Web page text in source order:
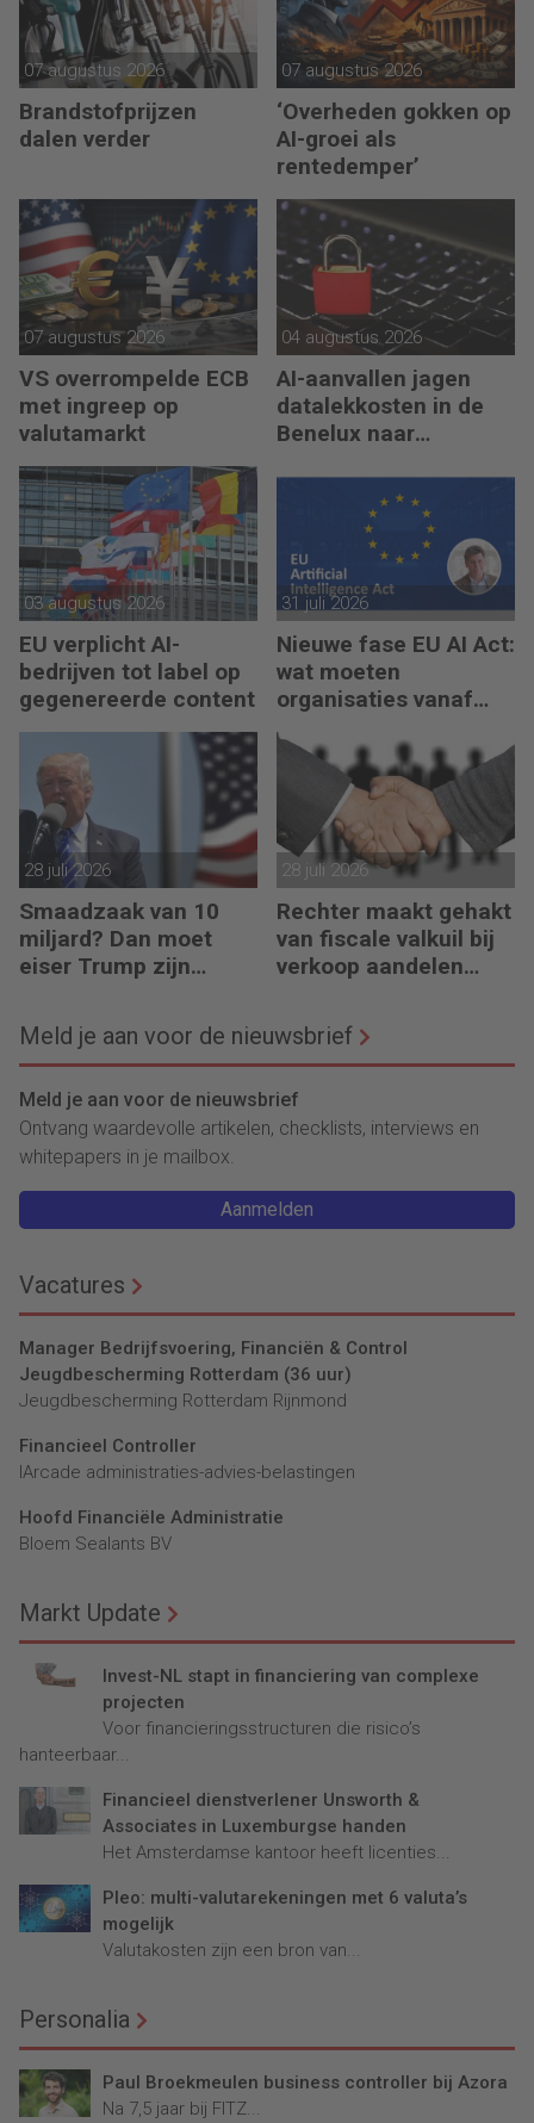
07 augustus 2026
Brandstofprijzen
dalen verder
07 augustus 2026
‘Overheden gokken op
AI-groei als
rentedemper’
07 augustus 2026
VS overrompelde ECB
met ingreep op
valutamarkt
04 augustus 2026
AI-aanvallen jagen
datalekkosten in de
Benelux naar
03 augustus 2026
EU verplicht AI-
bedrijven tot label op
gegenereerde content
31 juli 2026
Nieuwe fase EU AI Act:
wat moeten
organisaties vanaf
augustus 2026
regelen?
28 juli 2026
Smaadzaak van 10
miljard? Dan moet
eiser Trump zijn
28 juli 2026
Rechter maakt gehakt
van fiscale valkuil bij
verkoop aandelen
Meld je aan voor de nieuwsbrief
Meld je aan voor de nieuwsbrief
Ontvang waardevolle artikelen, checklists, interviews en
whitepapers in je mailbox.
Aanmelden
Vacatures
Manager Bedrijfsvoering, Financiën & Control
Jeugdbescherming Rotterdam (36 uur)
Jeugdbescherming Rotterdam Rijnmond
Financieel Controller
lArcade administraties-advies-belastingen
Hoofd Financiële Administratie
Bloem Sealants BV
Markt Update
Invest-NL stapt in financiering van complexe
projecten
Voor financieringsstructuren die risico’s
hanteerbaar...
Financieel dienstverlener Unsworth &
Associates in Luxemburgse handen
Het Amsterdamse kantoor heeft licenties...
Pleo: multi-valutarekeningen met 6 valuta’s
mogelijk
Valutakosten zijn een bron van...
Personalia
Paul Broekmeulen business controller bij Azora
Na 7,5 jaar bij FITZ...